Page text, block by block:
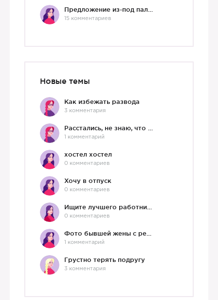
15 комментариев
Новые темы
Как избежать развода
3 комментария
1 комментарий
хостел хостел
0 комментариев
Хочу в отпуск
0 комментариев
0 комментариев
1 комментарий
Грустно терять подругу
3 комментария